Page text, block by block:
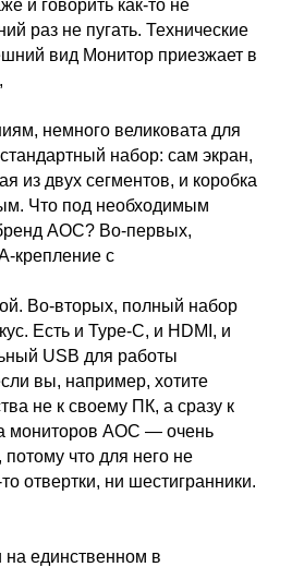
и говорить как-то не
раз не пугать. Технические
вид Монитор приезжает в
немного великовата для
набор: сам экран,
из двух сегментов, и коробка
Что под необходимым
AOC? Во-первых,
крепление с
Во-вторых, полный набор
Есть и Type-C, и HDMI, и
USB для работы
вы, например, хотите
не к своему ПК, а сразу к
мониторов AOC — очень
что для него не
отвертки, ни шестигранники.
на единственном в